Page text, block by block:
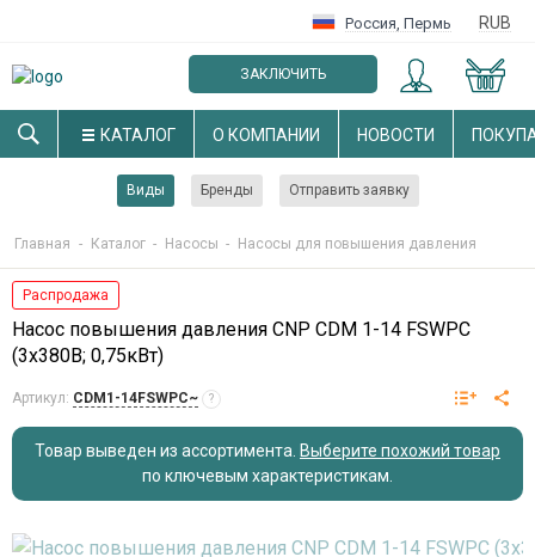
Россия, Пермь RUB
ЗАКЛЮЧИТЬ
ОПТОВЫЙ ДОГОВОР
КАТАЛОГ О КОМПАНИИ НОВОСТИ
Виды Бренды Отправить заявку
Главная - Каталог - Насосы - Насосы для повышения давления
Распродажа
Насос повышения давления CNP CDM 1-14 FSWPC
(3х380В; 0,75кВт)
Артикул: CDM1-14FSWPC~ ?
Товар выведен из ассортимента. Выберите похожий товар
по ключевым характеристикам